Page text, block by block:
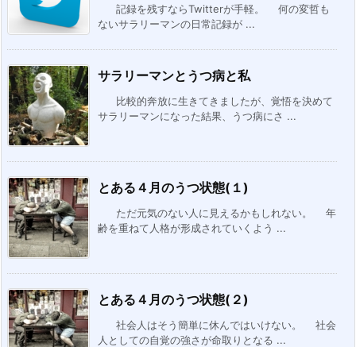
記録を残すならTwitterが手軽。 何の変哲も
ないサラリーマンの日常記録が ...
サラリーマンとうつ病と私
比較的奔放に生きてきましたが、覚悟を決めて
サラリーマンになった結果、うつ病にさ ...
とある４月のうつ状態(１)
ただ元気のない人に見えるかもしれない。 年
齢を重ねて人格が形成されていくよう ...
とある４月のうつ状態(２)
社会人はそう簡単に休んではいけない。 社会
人としての自覚の強さが命取りとなる ...